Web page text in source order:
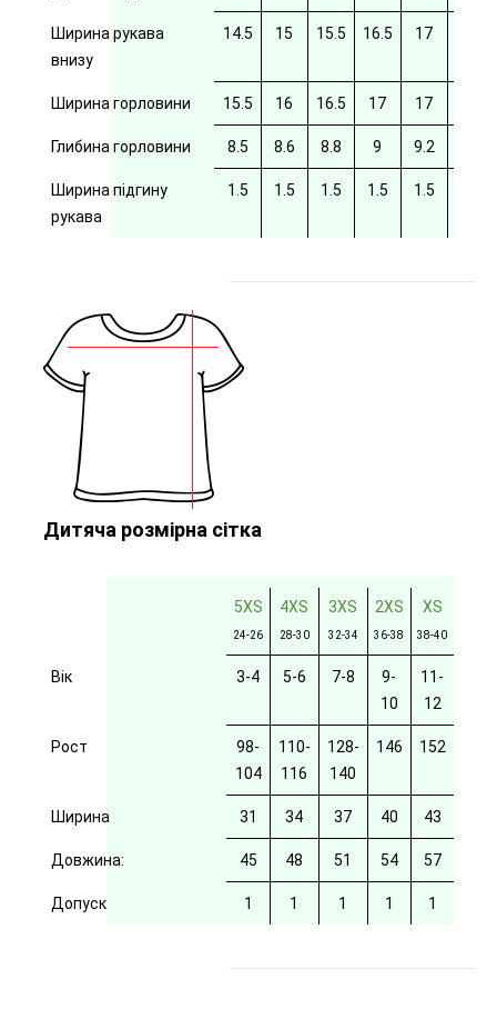
Ширина рукава
внизу
14.5 15 15.5 16.5 17
Ширина горловини 15.5 16 16.5 17 17
Глибина горловини 8.5 8.6 8.8 9 9.2
Ширина підгину
рукава
1.5 1.5 1.5 1.5 1.5
Дитяча розмірна сітка
5XS
24-26
4XS
28-30
3XS
32-34
2XS
36-38
XS
38-40
Вік 3-4 5-6 7-8
9-
10
11-
12
Рост
98-
104
110-
116
128-
140
146 152
Ширина 31 34 37 40 43
Довжина: 45 48 51 54 57
Допуск 1 1 1 1 1